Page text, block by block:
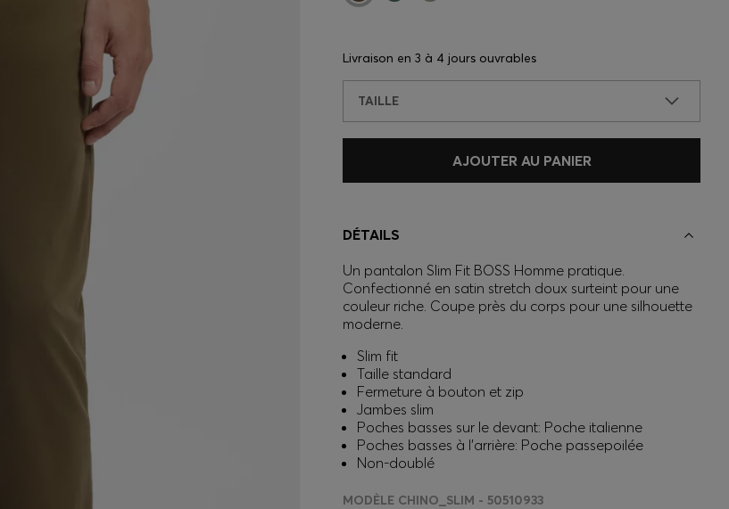
Livraison en 3 à 4 jours ouvrables
TAILLE
AJOUTER AU PANIER
DÉTAILS
Un pantalon Slim Fit BOSS Homme pratique.
Confectionné en satin stretch doux surteint pour une
couleur riche. Coupe près du corps pour une silhouette
moderne.
Slim fit
Taille standard
Fermeture à bouton et zip
Jambes slim
Poches basses sur le devant: Poche italienne
Poches basses à l’arrière: Poche passepoilée
Non-doublé
MODÈLE CHINO_SLIM - 50510933